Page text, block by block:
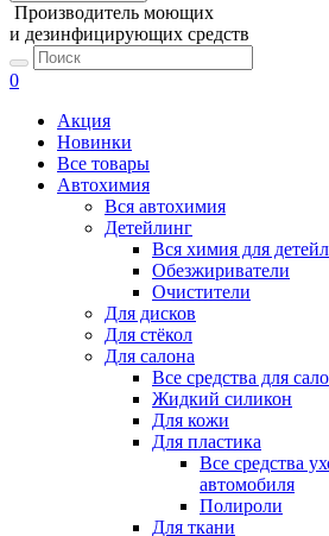
Производитель моющих
и дезинфицирующих средств
0
Акция
Новинки
Все товары
Автохимия
Вся автохимия
Детейлинг
Вся химия для
Обезжириватели
Очистители
Для дисков
Для стёкол
Для салона
Все средства для
Жидкий силикон
Для кожи
Для пластика
Все средства
автомобиля
Полироли
Для ткани